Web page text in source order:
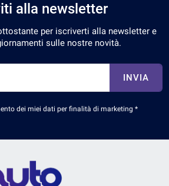
alla newsletter
per iscriverti alla newsletter e
sulle nostre novità.
INVIA
dei miei dati per finalità di marketing *